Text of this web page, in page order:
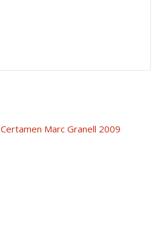
Marc Granell 2009